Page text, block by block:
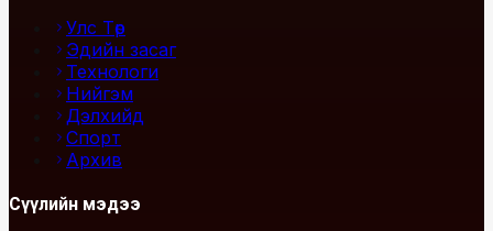
Улс Төр
Эдийн засаг
Технологи
Нийгэм
Дэлхийд
Спорт
Архив
Сүүлийн мэдээ